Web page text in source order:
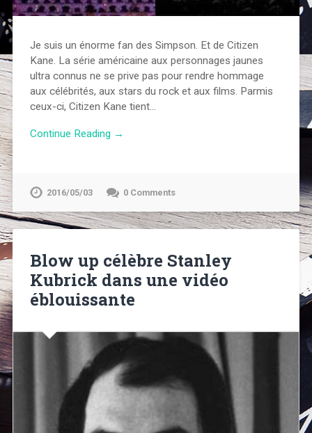
Je suis un énorme fan des Simpson. Et de Citizen
Kane. La série américaine aux personnages jaunes
ultra connus ne se prive pas pour rendre hommage
aux célébrités, aux stars du rock et aux films. Parmis
ceux-ci, Citizen Kane tient…
Continue Reading →
2016/05/03 0 Comments
Blow up célèbre Stanley
Kubrick dans une vidéo
éblouissante